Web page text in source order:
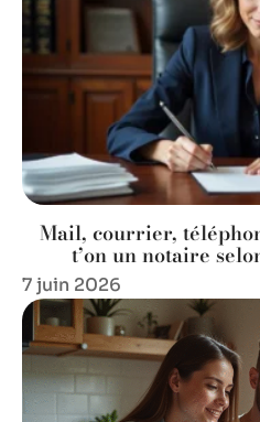
Mail, courrier,
t’on un notaire
7 juin 2026